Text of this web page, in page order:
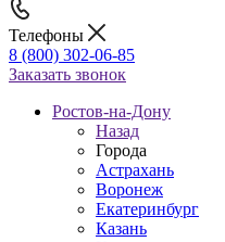
Телефоны
8 (800) 302-06-85
Заказать звонок
Ростов-на-Дону
Назад
Города
Астрахань
Воронеж
Екатеринбург
Казань